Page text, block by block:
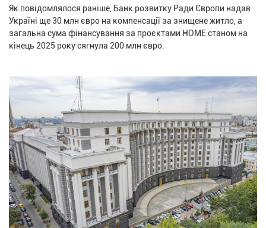
Як повідомлялося раніше, Банк розвитку Ради Європи надав
Україні ще 30 млн євро на компенсації за знищене житло, а
загальна сума фінансування за проєктами HOME станом на
кінець 2025 року сягнула 200 млн євро.